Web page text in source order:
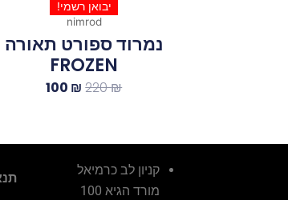
יבואן רשמי!
nimrod
נמרוד ספורט תאורה
FROZEN
220₪
100 ₪
קניון לב כרמיאל
מורד הגיא 100